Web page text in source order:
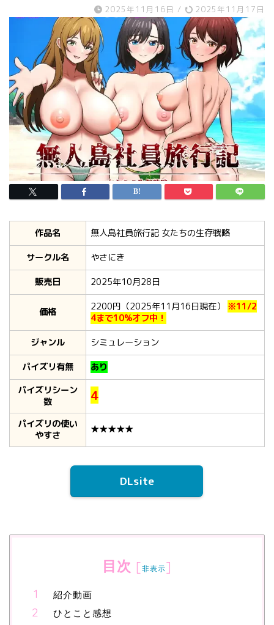
2025年11月16日 / 2025年11月17日
作品名
無人島社員旅行記 女たちの生存戦略
サークル名
やさにき
販売日
2025年10月28日
価格 2200円（2025年11月16日現在） ※11/2
4まで10%オフ中！
ジャンル
シミュレーション
パイズリ有無
あり
パイズリシーン
数
4
パイズリの使い
やすさ
★★★★★
DLsite
目次 [非表示]
紹介動画
ひとこと感想